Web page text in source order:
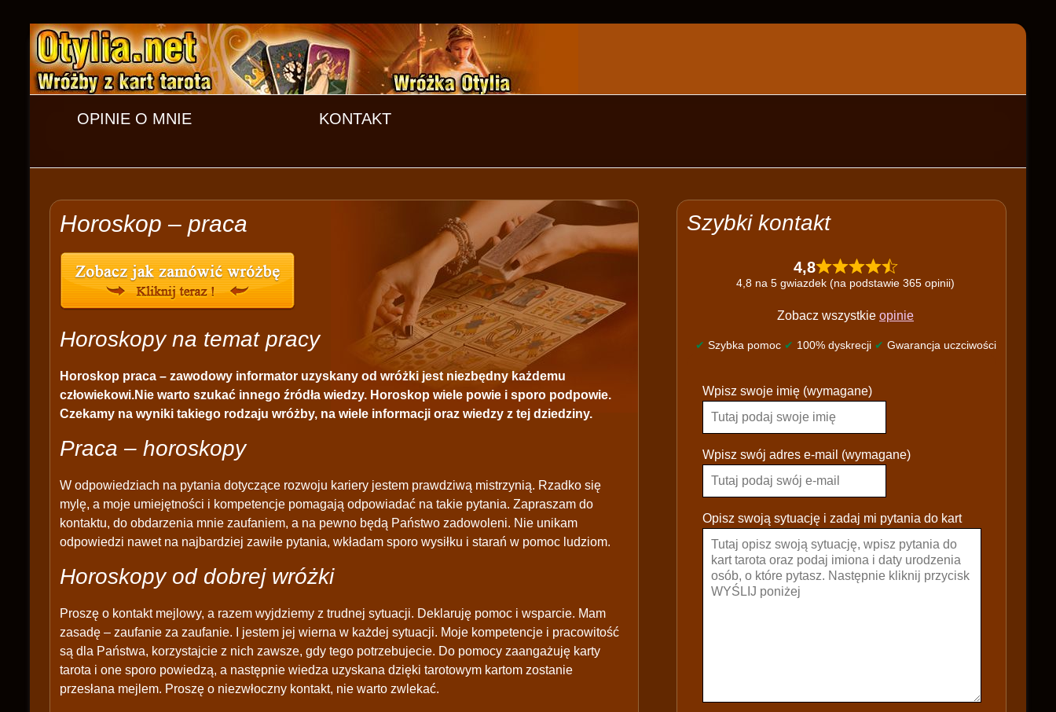
OPINIE O MNIE KONTAKT
Horoskop – praca
Horoskopy na temat pracy
Horoskop praca – zawodowy informator uzyskany od wróżki jest niezbędny każdemu
człowiekowi.Nie warto szukać innego źródła wiedzy. Horoskop wiele powie i sporo podpowie.
Czekamy na wyniki takiego rodzaju wróżby, na wiele informacji oraz wiedzy z tej dziedziny.
Praca – horoskopy
W odpowiedziach na pytania dotyczące rozwoju kariery jestem prawdziwą mistrzynią. Rzadko się
mylę, a moje umiejętności i kompetencje pomagają odpowiadać na takie pytania. Zapraszam do
kontaktu, do obdarzenia mnie zaufaniem, a na pewno będą Państwo zadowoleni. Nie unikam
odpowiedzi nawet na najbardziej zawiłe pytania, wkładam sporo wysiłku i starań w pomoc ludziom.
Horoskopy od dobrej wróżki
Proszę o kontakt mejlowy, a razem wyjdziemy z trudnej sytuacji. Deklaruję pomoc i wsparcie. Mam
zasadę – zaufanie za zaufanie. I jestem jej wierna w każdej sytuacji. Moje kompetencje i pracowitość
są dla Państwa, korzystajcie z nich zawsze, gdy tego potrzebujecie. Do pomocy zaangażuję karty
tarota i one sporo powiedzą, a następnie wiedza uzyskana dzięki tarotowym kartom zostanie
przesłana mejlem. Proszę o niezwłoczny kontakt, nie warto zwlekać.
Szybki kontakt
4,8
4,8 na 5 gwiazdek (na podstawie 365 opinii)
Zobacz wszystkie opinie
✔ Szybka pomoc ✔ 100% dyskrecji ✔ Gwarancja uczciwości
l
a
s
e
a
e
Wpisz swoje imię (wymagane)
Wpisz swój adres e-mail (wymagane)
Opisz swoją sytuację i zadaj mi pytania do kart